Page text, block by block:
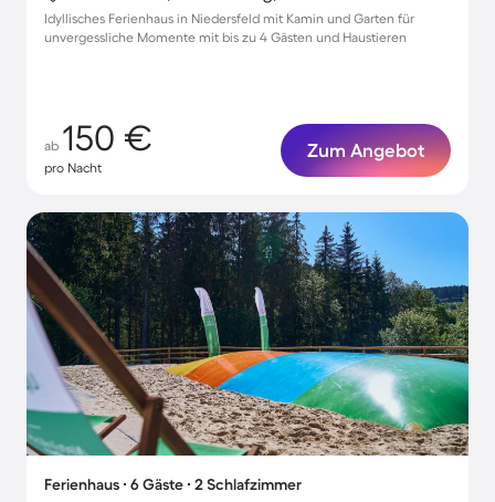
Idyllisches Ferienhaus in Niedersfeld mit Kamin und Garten für
unvergessliche Momente mit bis zu 4 Gästen und Haustieren
ab 150 €
pro Nacht
Zum Angebot
Ferienhaus ∙ 6 Gäste ∙ 2 Schlafzimmer